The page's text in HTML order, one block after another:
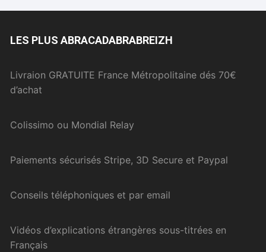
LES PLUS ABRACADABRABREIZH
Livraion GRATUITE France Métropolitaine dés 70€
d’achat
Colissimo ou Mondial Relay
Paiements sécurisés Stripe, 3D Secure et Paypal
Conseils téléphoniques et par email
Vidéos d’explications étrangères sous-titrées en
Français